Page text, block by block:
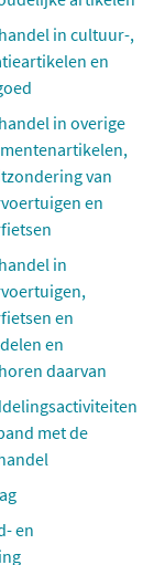
in cultuur-,
en
in overige
van
en
in
en
en
daarvan
met de
en